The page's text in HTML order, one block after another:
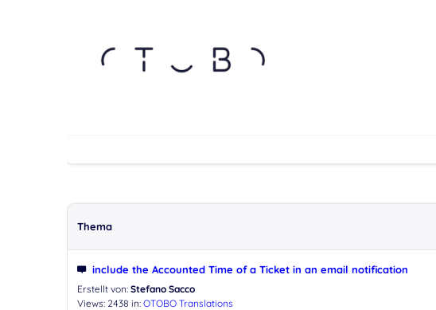
Thema
include the Accounted Time of a Ticket in an email notification
Erstellt von: Stefano Sacco
Views: 2438 in: OTOBO Translations